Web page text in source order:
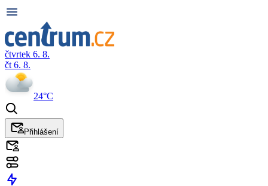
čtvrtek 6. 8.
čt 6. 8.
24°C
Přihlášení